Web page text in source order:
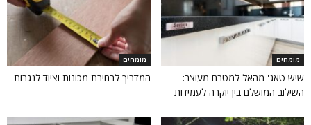
מומחים
שיש טאג' מהאל למטבח מעוצב:
השילוב המושלם בין יוקרה לעמידות
מומחים
המדריך לבחירת מכונות וציוד לנגרות